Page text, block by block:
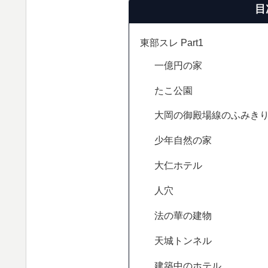
東部スレ Part1
一億円の家
たこ公園
大岡の御殿場線のふみき
少年自然の家
大仁ホテル
人穴
法の華の建物
天城トンネル
建築中のホテル